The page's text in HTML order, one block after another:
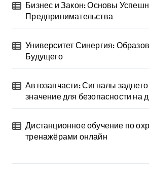
Бизнес и Закон: Основы
Предпринимательства
Университет Синергия:
Будущего
Автозапчасти: Сигналы
значение для безопасности на
Дистанционное обучение по
тренажёрами онлайн